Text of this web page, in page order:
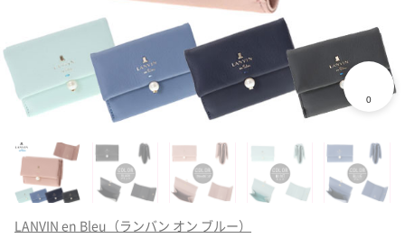
LANVIN en Bleu（ランバン オン ブルー）